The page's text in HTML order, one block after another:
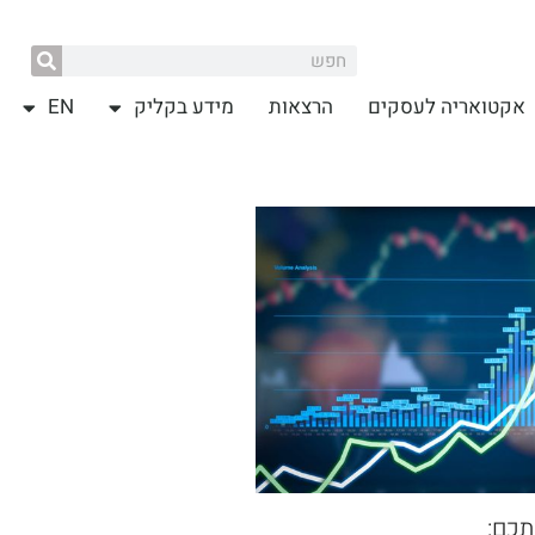
אקטואריה לעסקים הרצאות מידע בקליק EN